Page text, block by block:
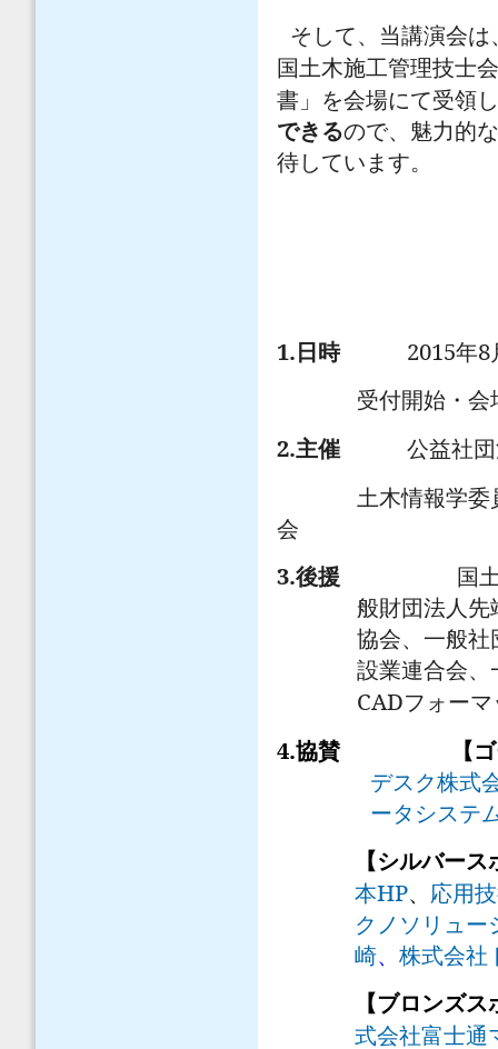
そして、当講演会は
国土木施工管理技士
書」を会場にて受領
できるので、魅力的
待しています。
1. 日時 2015年8
受付開始
2.主催
公益社
土木情報学
会
3.後援
国
般財団法人
協会、一般社
設業連合会、
CADフォー
4.協賛
【
デスク株式
ータシステ
【シルバー
本HP、 応用
クノソリュー
崎、 株式会社
【ブロンズ
式会社富士通